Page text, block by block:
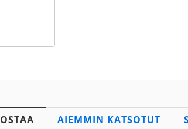
AIEMMIN KATSOTUT